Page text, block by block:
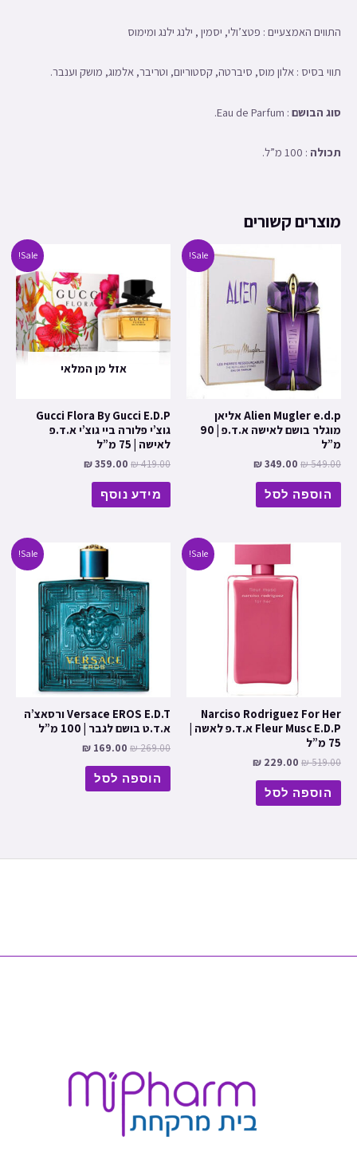
התווים האמצעיים : פטצ’ולי, יסמין , ילנג ילנג ומימוס
תווי בסיס : אלון מוס, סיברטה, קסטוריום, וטריבר, אלמוג, מושק וענבר.
סוג הבושם : Eau de Parfum.
תכולה : 100 מ”ל.
מוצרים קשורים
Sale!
Alien Mugler e.d.p אליאן
מוגלר בושם לאישה א.ד.פ | 90
מ”ל
₪549.00
₪349.00
הוספה לסל
Sale!
אזל מן המלאי
Gucci Flora By Gucci E.D.P
גוצ’י פלורה ביי גוצ’י א.ד.פ
לאישה | 75 מ”ל
₪419.00
₪359.00
מידע נוסף
Sale!
Narciso Rodriguez For Her
Fleur Musc E.D.P א.ד.פ לאשה |
75 מ”ל
₪519.00
₪ 229.00
הוספה לסל
Sale!
Versace EROS E.D.T ורסאצ’ה
א.ד.ט בושם לגבר | 100 מ”ל
₪269.00
₪ 169.00
הוספה לסל